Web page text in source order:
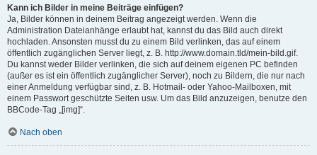
Kann ich Bilder in meine Beiträge einfügen?
Ja, Bilder können in deinem Beitrag angezeigt werden. Wenn die
Administration Dateianhänge erlaubt hat, kannst du das Bild auch direkt
hochladen. Ansonsten musst du zu einem Bild verlinken, das auf einem
öffentlich zugänglichen Server liegt, z. B. http://www.domain.tld/mein-bild.gif.
Du kannst weder Bilder verlinken, die sich auf deinem eigenen PC befinden
(außer es ist ein öffentlich zugänglicher Server), noch zu Bildern, die nur nach
einer Anmeldung verfügbar sind, z. B. Hotmail- oder Yahoo-Mailboxen, mit
einem Passwort geschützte Seiten usw. Um das Bild anzuzeigen, benutze den
BBCode-Tag „[img]“.
Nach oben